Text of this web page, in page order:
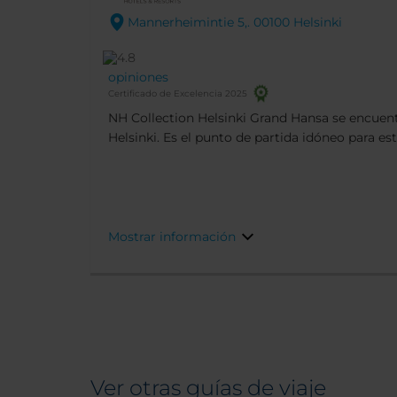
Mannerheimintie 5,. 00100 Helsinki
opiniones
Certificado de Excelencia 2025
NH Collection Helsinki Grand Hansa se
Helsinki. Es el punto de partida idóneo para
arterías comerciales y de algunos de los
emblemática Estación Central. Así, los
Mostrar información
Ver otras guías de viaje